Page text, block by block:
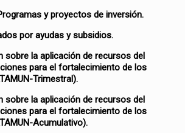
y proyectos de inversión.
por ayudas y subsidios.
sobre la aplicación de recursos del
para el fortalecimiento de los
Trimestral).
sobre la aplicación de recursos del
para el fortalecimiento de los
Acumulativo).